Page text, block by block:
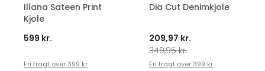
Illana Sateen Print
Kjole
599 kr.
Fri fragt over 399 kr
Dia Cut Denimkjole
209,97 kr.
349,95 kr.
Fri fragt over 399 kr